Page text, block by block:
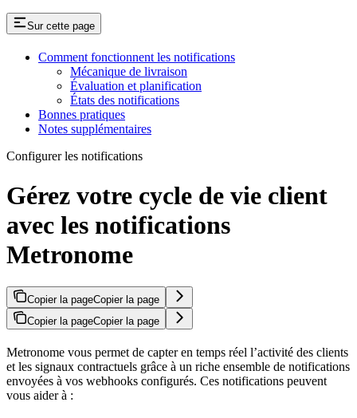
Sur cette page
Comment fonctionnent les notifications
Mécanique de livraison
Évaluation et planification
États des notifications
Bonnes pratiques
Notes supplémentaires
Configurer les notifications
Gérez votre cycle de vie client
avec les notifications
Metronome
Copier la pageCopier la page
Copier la pageCopier la page
Metronome vous permet de capter en temps réel l’activité des clients
et les signaux contractuels grâce à un riche ensemble de notifications
envoyées à vos webhooks configurés. Ces notifications peuvent
vous aider à :